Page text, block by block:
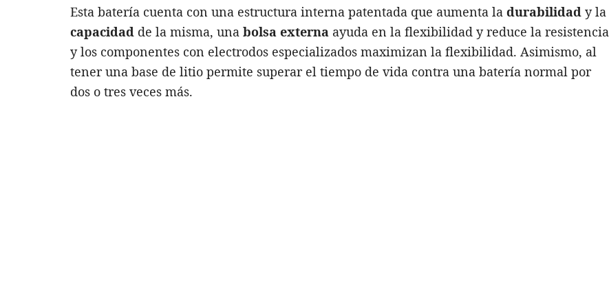
Esta batería cuenta con una estructura interna patentada que aumenta la durabilidad y la
capacidad de la misma, una bolsa externa ayuda en la flexibilidad y reduce la resistencia
y los componentes con electrodos especializados maximizan la flexibilidad. Asimismo, al
tener una base de litio permite superar el tiempo de vida contra una batería normal por
dos o tres veces más.